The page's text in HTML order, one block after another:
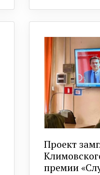
Проект
премии